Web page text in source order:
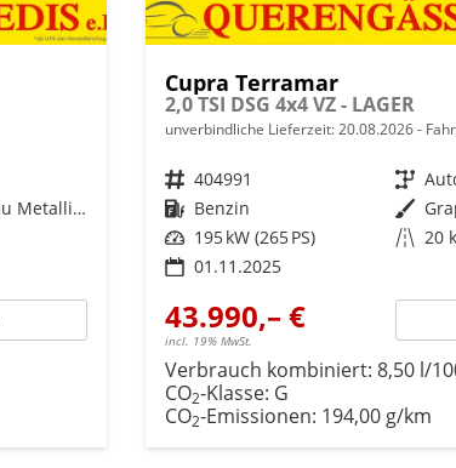
Graphene Grau Metallic (R6)
Cupra Terramar
2,0 TSI DSG 4x4 VZ - LAGER
unverbindliche Lieferzeit:20.08.2026
Fahrzeugnr. 404991 Getriebe
Kraftstoff Benzin Außenfarbe
Leistung 195 kW (265 PS) Kilometerstand 20
01.11.2025
43.990,– €
incl. 19% MwSt.
Verbrauch kombiniert: 8,50 l/
CO2-Klasse: G
CO2-Emissionen: 194,00 g/km